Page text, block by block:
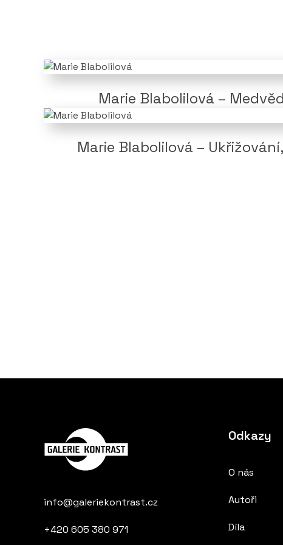
Marie Blabolilová –
Marie Blabolilová –
info@galeriekontrast.cz
+420 605 380 971
Odkazy
O nás
Autoři
Díla